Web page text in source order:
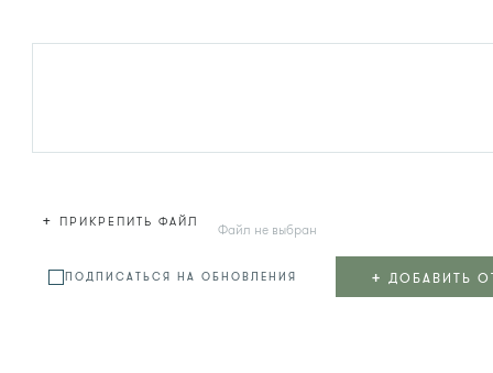
+ ПРИКРЕПИТЬ ФАЙЛ Файл не выбран
ПОДПИСАТЬСЯ НА ОБНОВЛЕНИЯ + ДОБАВИТЬ